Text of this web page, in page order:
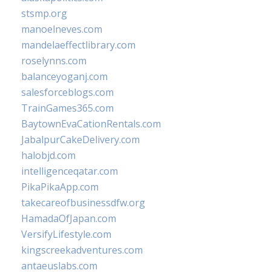
stsmp.org
manoelneves.com
mandelaeffectlibrary.com
roselynns.com
balanceyoganj.com
salesforceblogs.com
TrainGames365.com
BaytownEvaCationRentals.com
JabalpurCakeDelivery.com
halobjd.com
intelligenceqatar.com
PikaPikaApp.com
takecareofbusinessdfw.org
HamadaOfJapan.com
VersifyLifestyle.com
kingscreekadventures.com
antaeuslabs.com